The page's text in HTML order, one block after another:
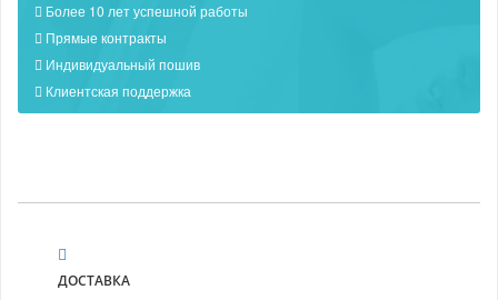
Более 10 лет успешной работы
Прямые контракты
Индивидуальный пошив
Клиентская поддержка
ДОСТАВКА